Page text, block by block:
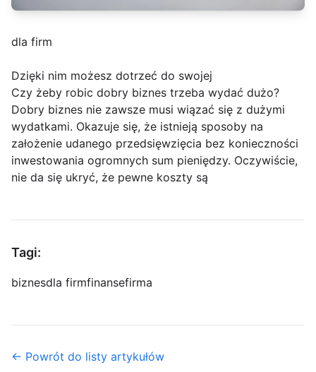
dla firm
Dzięki nim możesz dotrzeć do swojej
Czy żeby robic dobry biznes trzeba wydać dużo?
Dobry biznes nie zawsze musi wiązać się z dużymi
wydatkami. Okazuje się, że istnieją sposoby na
założenie udanego przedsięwzięcia bez konieczności
inwestowania ogromnych sum pieniędzy. Oczywiście,
nie da się ukryć, że pewne koszty są
Tagi:
biznesdla firmfinansefirma
← Powrót do listy artykułów